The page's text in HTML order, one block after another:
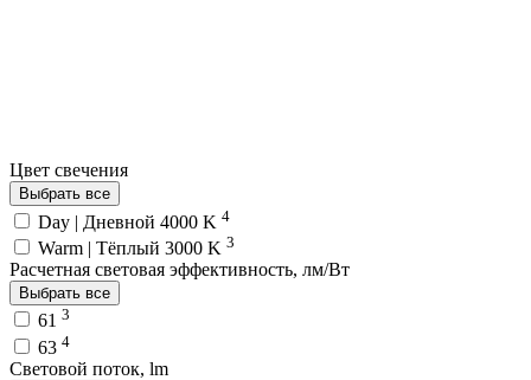
Цвет свечения
Выбрать все
Day | Дневной 4000 K 4
Warm | Тёплый 3000 K 3
Расчетная световая эффективность, лм/Вт
Выбрать все
61 3
63 4
Световой поток, lm